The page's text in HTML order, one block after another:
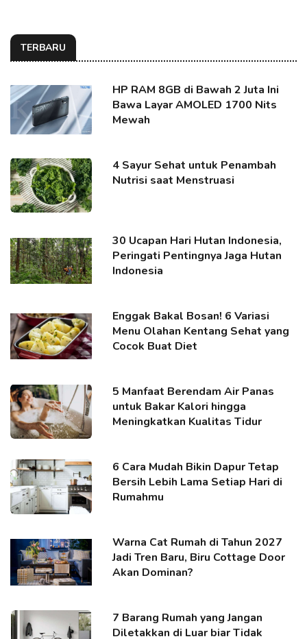
TERBARU
HP RAM 8GB di Bawah 2 Juta Ini
Bawa Layar AMOLED 1700 Nits
Mewah
4 Sayur Sehat untuk Penambah
Nutrisi saat Menstruasi
30 Ucapan Hari Hutan Indonesia,
Peringati Pentingnya Jaga Hutan
Indonesia
Enggak Bakal Bosan! 6 Variasi
Menu Olahan Kentang Sehat yang
Cocok Buat Diet
5 Manfaat Berendam Air Panas
untuk Bakar Kalori hingga
Meningkatkan Kualitas Tidur
6 Cara Mudah Bikin Dapur Tetap
Bersih Lebih Lama Setiap Hari di
Rumahmu
Warna Cat Rumah di Tahun 2027
Jadi Tren Baru, Biru Cottage Door
Akan Dominan?
7 Barang Rumah yang Jangan
Diletakkan di Luar biar Tidak